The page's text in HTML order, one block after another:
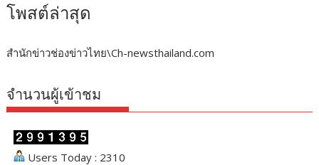
โพสต์ล่าสุด
สำนักข่าวช่องข่าวไทย\Ch-newsthailand.com
จำนวนผู้เข้าชม
Users Today : 2310